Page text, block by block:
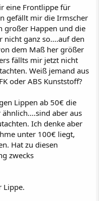
eine Frontlippe für
gefällt mir die Irmscher
großer Happen und die
ganz so....auf den
dem Maß her größer
fällts mir jetzt nicht
Weiß jemand aus
oder ABS Kunststoff?
Lippen ab 50€ die
aber aus
Ich denke aber
unter 100€ liegt,
Hat zu diesen
zwecks
Lippe.